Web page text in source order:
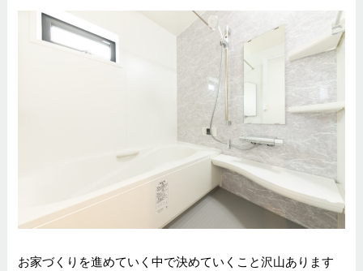
お家づくりを進めていく中で決めていくこと沢山あります